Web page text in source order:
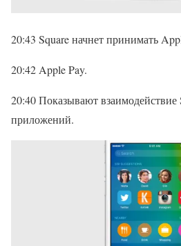
20:43 Square начнет принимать
20:42 Apple Pay.
20:40 Показывают
приложений.